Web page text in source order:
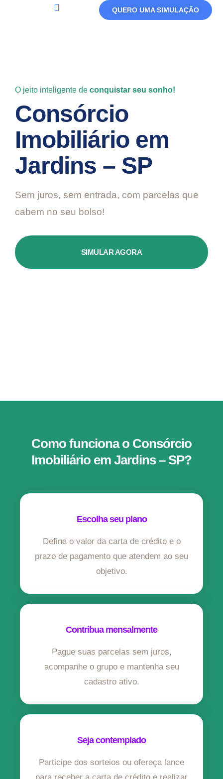
QUERO UMA SIMULAÇÃO
O jeito inteligente de conquistar seu sonho!
Consórcio
Imobiliário em
Jardins – SP
Sem juros, sem entrada, com parcelas que
cabem no seu bolso!
SIMULAR AGORA
Como funciona o Consórcio
Imobiliário em Jardins – SP?
Escolha seu plano
Defina o valor da carta de crédito e o
prazo de pagamento que atendem ao seu
objetivo.
Contribua mensalmente
Pague suas parcelas sem juros,
acompanhe o grupo e mantenha seu
cadastro ativo.
Seja contemplado
Participe dos sorteios ou ofereça lance